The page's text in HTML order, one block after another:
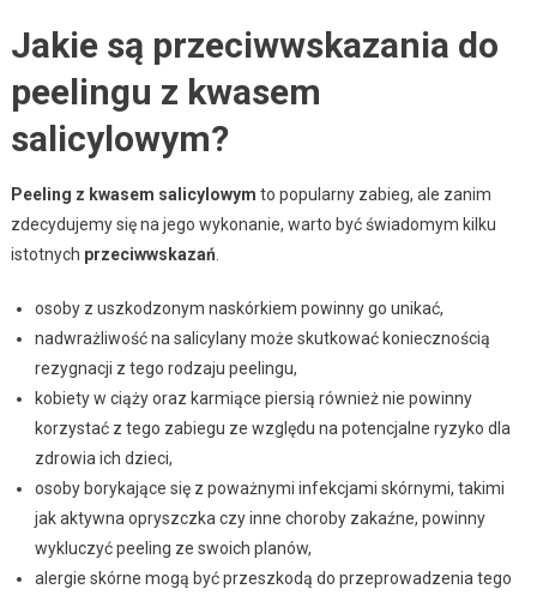
Jakie są przeciwwskazania do
peelingu z kwasem
salicylowym?
Peeling z kwasem salicylowym to popularny zabieg, ale zanim
zdecydujemy się na jego wykonanie, warto być świadomym kilku
istotnych przeciwwskazań.
osoby z uszkodzonym naskórkiem powinny go unikać,
nadwrażliwość na salicylany może skutkować koniecznością
rezygnacji z tego rodzaju peelingu,
kobiety w ciąży oraz karmiące piersią również nie powinny
korzystać z tego zabiegu ze względu na potencjalne ryzyko dla
zdrowia ich dzieci,
osoby borykające się z poważnymi infekcjami skórnymi, takimi
jak aktywna opryszczka czy inne choroby zakaźne, powinny
wykluczyć peeling ze swoich planów,
alergie skórne mogą być przeszkodą do przeprowadzenia tego